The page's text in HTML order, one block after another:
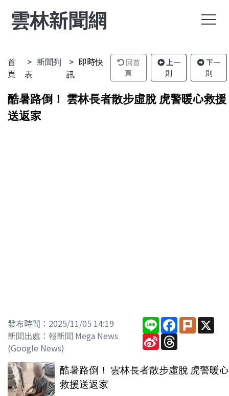
雲林新聞網
首
頁
新聞列
表
即時快
訊
回首
頁
上一
則
下一
則
酷暑路倒！ 雲林長者散步虛脫 虎警暖心救援
送返家
發布時間：2025/11/05 14:19
新聞出處：報新聞 Mega News
(Google News)
Line Facebook
Plurk
Sina
Weibo
Threads
酷暑路倒！ 雲林長者散步虛脫 虎警暖心
救援送返家